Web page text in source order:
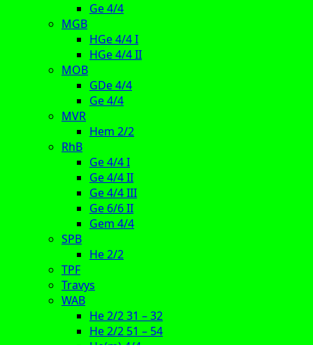
Ge 4/4
MGB
HGe 4/4 I
HGe 4/4 II
MOB
GDe 4/4
Ge 4/4
MVR
Hem 2/2
RhB
Ge 4/4 I
Ge 4/4 II
Ge 4/4 III
Ge 6/6 II
Gem 4/4
SPB
He 2/2
TPF
Travys
WAB
He 2/2 31 – 32
He 2/2 51 – 54